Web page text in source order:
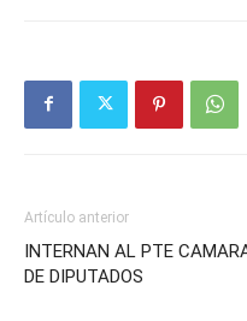
Artículo anterior
INTERNAN AL PTE
DE DIPUTADOS